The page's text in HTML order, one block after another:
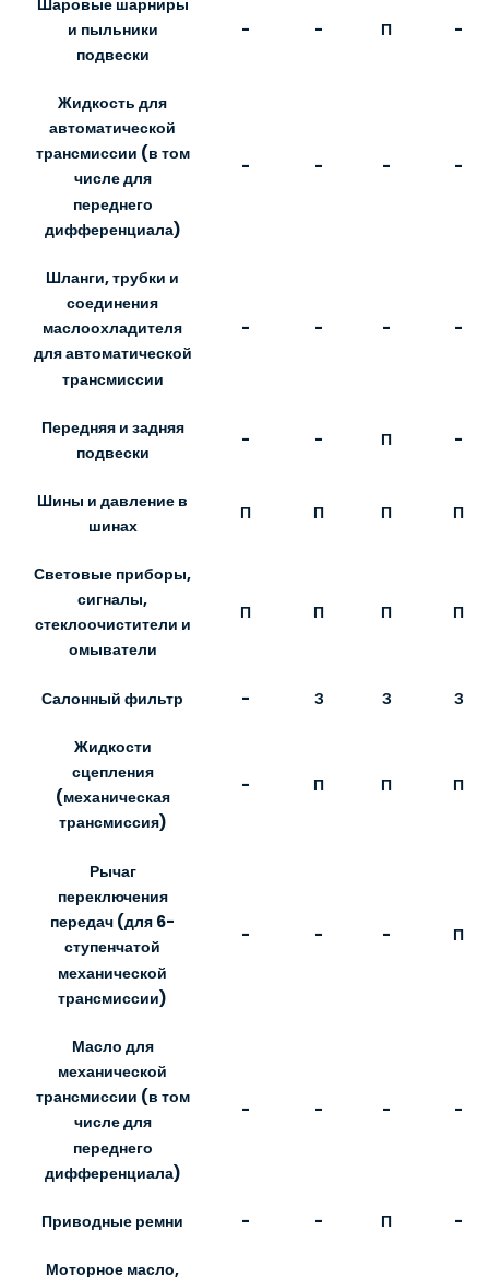
Шаровые шарниры
и пыльники
подвески
- - П -
Жидкость для
автоматической
трансмиссии (в том
числе для
переднего
дифференциала)
- - - -
Шланги, трубки и
соединения
маслоохладителя
для автоматической
трансмиссии
- - - -
Передняя и задняя
подвески
- - П -
Шины и давление в
шинах
П П П П
Световые приборы,
сигналы,
стеклоочистители и
омыватели
П П П П
Салонный фильтр - З З З
Жидкости
сцепления
(механическая
трансмиссия)
- П П П
Рычаг
переключения
передач (для 6-
ступенчатой
механической
трансмиссии)
- - - П
Масло для
механической
трансмиссии (в том
числе для
переднего
дифференциала)
- - - -
Приводные ремни - - П -
Моторное масло,